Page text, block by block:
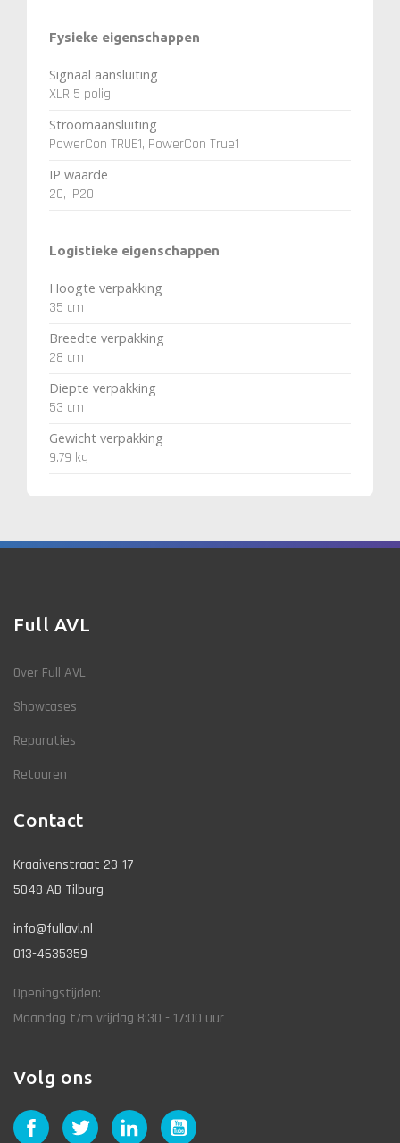
Fysieke eigenschappen
Signaal aansluiting
XLR 5 polig
Stroomaansluiting
PowerCon TRUE1, PowerCon True1
IP waarde
20, IP20
Logistieke eigenschappen
Hoogte verpakking
35 cm
Breedte verpakking
28 cm
Diepte verpakking
53 cm
Gewicht verpakking
9.79 kg
Full AVL
Over Full AVL
Showcases
Reparaties
Retouren
Contact
Kraaivenstraat 23-17
5048 AB Tilburg
info@fullavl.nl
013-4635359
Openingstijden:
Maandag t/m vrijdag 8:30 - 17:00 uur
Volg ons